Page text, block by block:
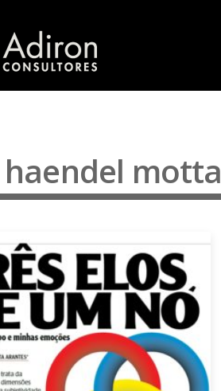
haendel motta